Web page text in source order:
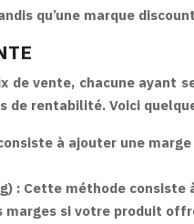
qu’une marque
vente, chacune ayant
rentabilité. Voici
à ajouter une
: Cette méthode consiste
si votre produit